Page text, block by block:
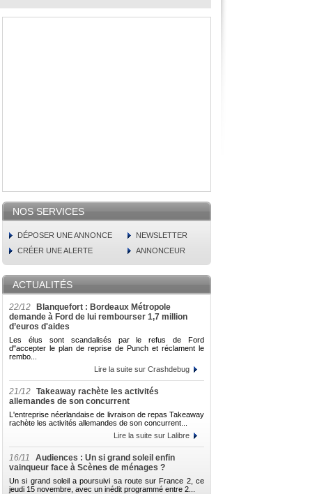
NOS SERVICES
DÉPOSER UNE ANNONCE
NEWSLETTER
CRÉER UNE ALERTE
ANNONCEUR
ACTUALITÉS
22/12
Blanquefort : Bordeaux Métropole
demande à Ford de lui rembourser 1,7 million
d’euros d'aides
Les élus sont scandalisés par le refus de Ford
d"accepter le plan de reprise de Punch et réclament le
rembo...
Lire la suite sur Crashdebug
21/12 Takeaway rachète les activités
allemandes de son concurrent
L'entreprise néerlandaise de livraison de repas Takeaway
rachète les activités allemandes de son concurrent...
Lire la suite sur Lalibre
16/11
Audiences : Un si grand soleil enfin
vainqueur face à Scènes de ménages ?
Un si grand soleil a poursuivi sa route sur France 2, ce
jeudi 15 novembre, avec un inédit programmé entre 2...